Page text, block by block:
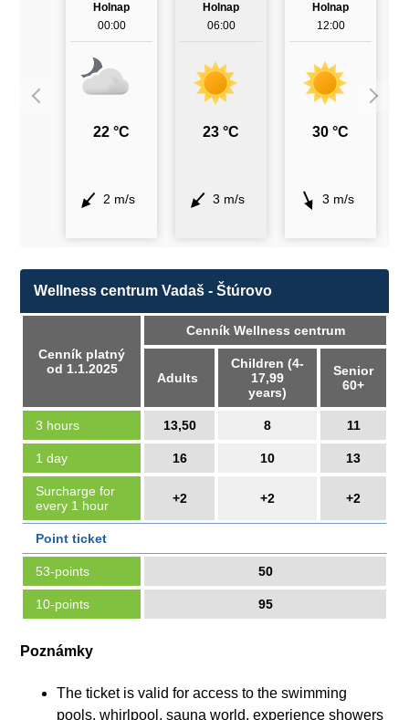
Holnap
00:00
22 °C
2 m/s
Holnap
06:00
23 °C
3 m/s
Holnap
12:00
30 °C
3 m/s
Wellness centrum Vadaš - Štúrovo
Cenník platný
od 1.1.2025
Cenník Wellness centrum
Adults
Children (4-
17,99
years)
Senior
60+
3 hours 13,50 8 11
1 day 16 10 13
Surcharge for
every 1 hour
+2 +2 +2
Point ticket
53-points 50
10-points 95
Poznámky
The ticket is valid for access to the swimming
pools, whirlpool, sauna world, experience showers